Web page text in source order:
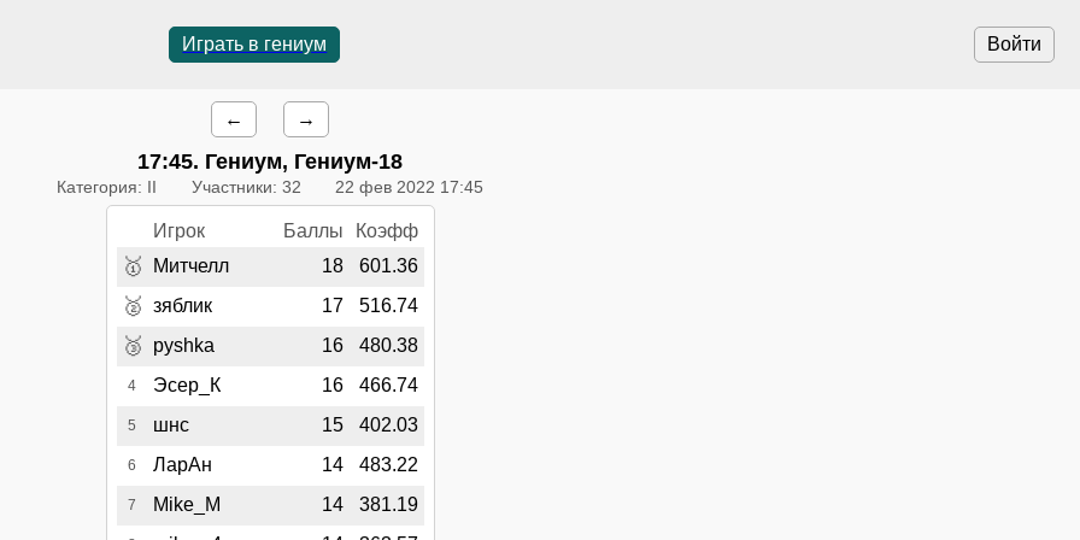
Войти
Играть в гениум
← →
17:45. Гениум, Гениум-18
Категория: II Участники: 32 22 фев 2022 17:45
Игрок Баллы Коэфф
🥇 Митчелл 18 601.36
🥈 зяблик 17 516.74
🥉 pyshka 16 480.38
4 Эсер_К 16 466.74
5 шнс 15 402.03
6 ЛарАн 14 483.22
7 Mike_M 14 381.19